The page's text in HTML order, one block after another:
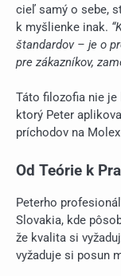
cieľ samý o sebe,
k myšlienke inak.
štandardov – je o
pre zákazníkov,
Táto filozofia nie je
ktorý Peter
príchodov na
Od Teórie k
Peterho
Slovakia, kde
že kvalita si
vyžaduje si posun